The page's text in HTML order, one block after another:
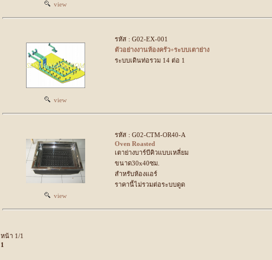
view
view
รหัส : G02-EX-001
ตัวอย่างงานห้องครัว+ระบบเตาย่าง
ระบบเดินท่อรวม 14 ต่อ 1
view
รหัส : G02-CTM-OR40-A
Oven Roasted
เตาย่างบาร์บีคิวแบบเหลี่ยม
ขนาด30x40ซม.
สำหรับห้องแอร์
ราคานี้ไม่รวมต่อระบบดูด
หน้า 1/1
1